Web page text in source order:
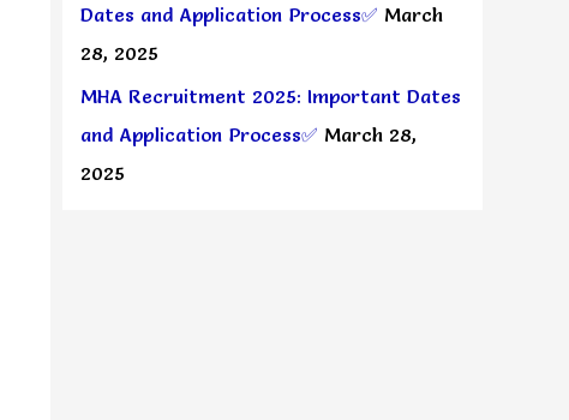
Dates and Application Process✅ March
28, 2025
MHA Recruitment 2025: Important Dates
and Application Process✅ March 28,
2025